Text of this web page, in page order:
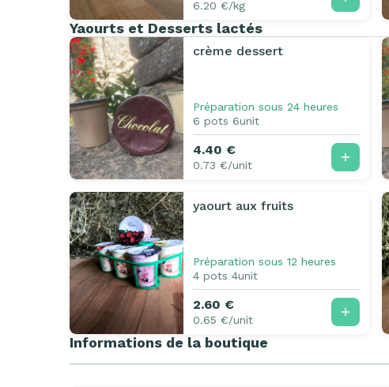
6.20 €/kg
Yaourts et Desserts lactés
crème dessert
Préparation sous 24 heures
6 pots 6unit
4.40 €
0.73 €/unit
yaourt aux fruits
Préparation sous 12 heures
4 pots 4unit
2.60 €
0.65 €/unit
Informations de la boutique